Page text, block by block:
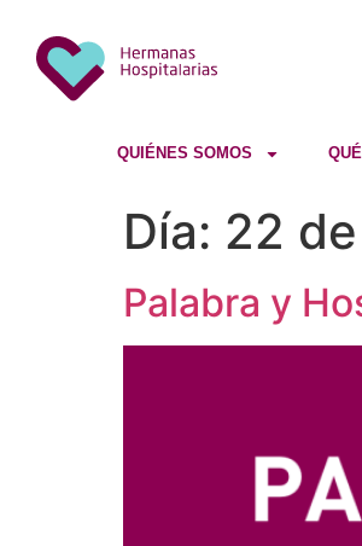
QUIÉNES SOMOS
Día: 22
Palabra y